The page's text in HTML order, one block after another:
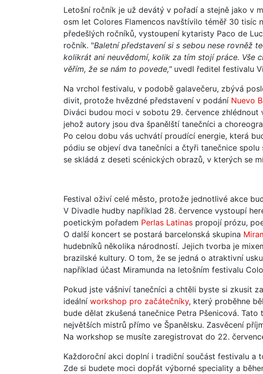
Letošní ročník je už devátý v pořadí a stejně jako v
osm let Colores Flamencos navštívilo téměř 30 tisíc
předešlých ročníků, vystoupení kytaristy Paco de
ročník. "Baletní představení si s sebou nese rovněž
kolikrát ani neuvědomí, kolik za tím stojí práce. Vše
věřím, že se nám to povede,"uvedl ředitel festivalu
Na vrchol festivalu, v podobě galavečeru, zbývá
divit, protože hvězdné představení v podání Nuevo
Diváci budou moci v sobotu 29. července
jehož autory jsou dva španělští tanečníci a
Po celou dobu vás uchvátí proudící energie, která
pódiu se objeví dva tanečníci a čtyři tanečnice spolu
se skládá z deseti scénických obrazů, v kterých se
Festival oživí celé město, protože jednotlivé akce
V Divadle hudby například 28. července vystoupí
poetickým pořadem Perlas Latinas propojí prózu,
O další koncert se postará barcelonská skupina
hudebníků několika národností. Jejich tvorba je
brazilské kultury. O tom, že se jedná o atraktivní
například účast Miramunda na letošním festivalu
Pokud jste vášniví tanečníci a chtěli byste si zkusit
ideální workshop pro začátečníky, který proběhne
bude dělat zkušená tanečnice Petra Pšenicová.
největších mistrů přímo ve Španělsku. Zasvěcení
Na workshop se musíte zaregistrovat do 22.
Každoroční akci doplní i tradiční součást festivalu a
Zde si budete moci dopřát výborné speciality a